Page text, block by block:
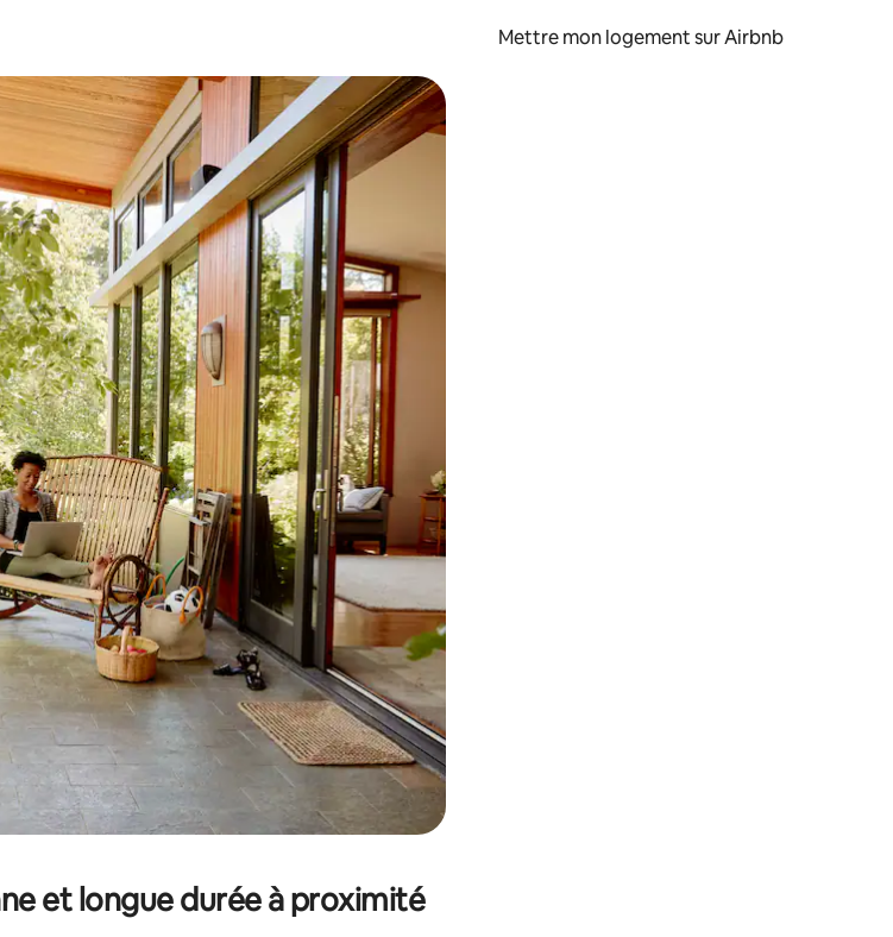
Mettre mon logement sur Airbnb
pour les parcourir ou en appuyant et en faisant glisser.
et longue durée à proximité